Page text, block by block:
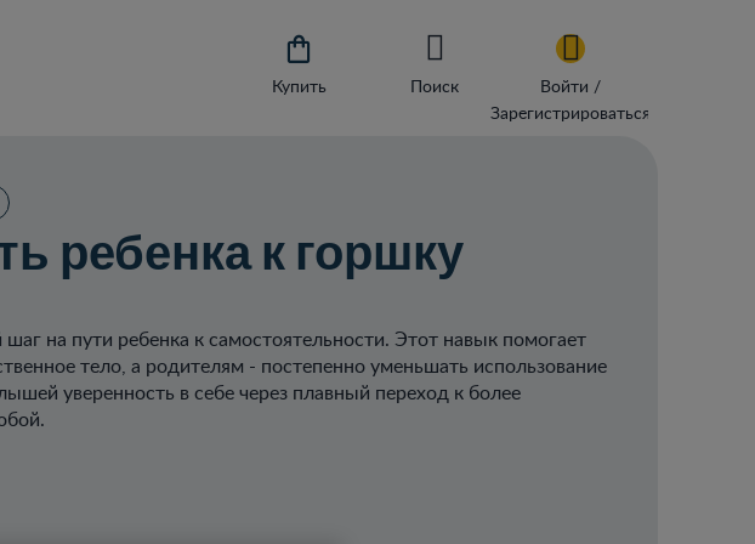

Купить Поиск
Войти /
Зарегистрироваться
ребенка к горшку
на пути ребенка к самостоятельности. Этот навык помогает
тело, а родителям - постепенно уменьшать использование
уверенность в себе через плавный переход к более